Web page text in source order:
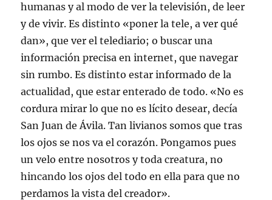
humanas y al modo de ver la televisión, de leer
y de vivir. Es distinto «poner la tele, a ver qué
dan», que ver el telediario; o buscar una
información precisa en internet, que navegar
sin rumbo. Es distinto estar informado de la
actualidad, que estar enterado de todo. «No es
cordura mirar lo que no es lícito desear, decía
San Juan de Ávila. Tan livianos somos que tras
los ojos se nos va el corazón. Pongamos pues
un velo entre nosotros y toda creatura, no
hincando los ojos del todo en ella para que no
perdamos la vista del creador».